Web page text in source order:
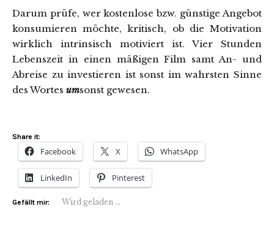
Darum prüfe, wer kostenlose bzw. günstige Angebot
konsumieren möchte, kritisch, ob die Motivation
wirklich intrinsisch motiviert ist. Vier Stunden
Lebenszeit in einen mäßigen Film samt An- und
Abreise zu investieren ist sonst im wahrsten Sinne
des Wortes umsonst gewesen.
Share it:
Facebook X WhatsApp
LinkedIn Pinterest
Gefällt mir: Wird geladen …